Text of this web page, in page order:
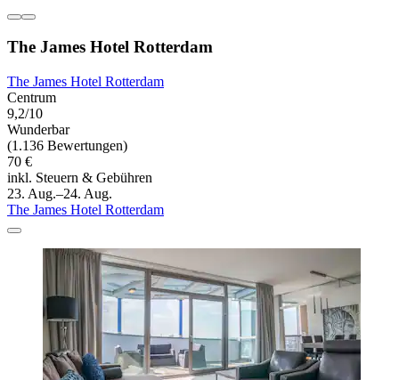
The James Hotel Rotterdam
The James Hotel Rotterdam
Centrum
9,2/10
Wunderbar
(1.136 Bewertungen)
70 €
inkl. Steuern & Gebühren
23. Aug.–24. Aug.
The James Hotel Rotterdam